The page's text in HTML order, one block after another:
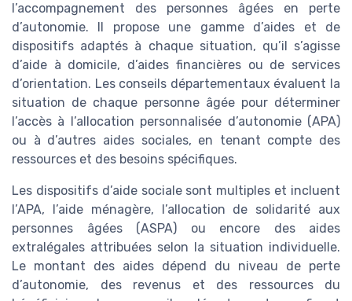
l’accompagnement des personnes âgées en perte
d’autonomie. Il propose une gamme d’aides et de
dispositifs adaptés à chaque situation, qu’il s’agisse
d’aide à domicile, d’aides financières ou de services
d’orientation. Les conseils départementaux évaluent la
situation de chaque personne âgée pour déterminer
l’accès à l’allocation personnalisée d’autonomie (APA)
ou à d’autres aides sociales, en tenant compte des
ressources et des besoins spécifiques.
Les dispositifs d’aide sociale sont multiples et incluent
l’APA, l’aide ménagère, l’allocation de solidarité aux
personnes âgées (ASPA) ou encore des aides
extralégales attribuées selon la situation individuelle.
Le montant des aides dépend du niveau de perte
d’autonomie, des revenus et des ressources du